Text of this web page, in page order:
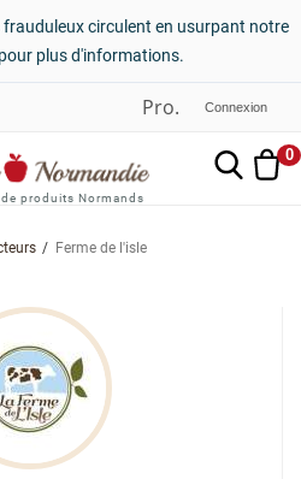
frauduleux circulent en usurpant notre
plus d'informations.
Connexion
produits Normands
0
Ferme de l'isle